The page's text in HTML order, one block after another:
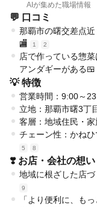
AIが集めた職場情報
💬 口コミ
那覇市の曙交差点
🏬
1 2
店で作っている惣
アンダギーがある🍱
💡 特徴
営業時間：9:00～
立地：那覇市曙3丁
客層：地域住民・
チェーン性：かね
5 8
❣️ お店・会社の想い
地域に根ざした店
9
「より便利に、も